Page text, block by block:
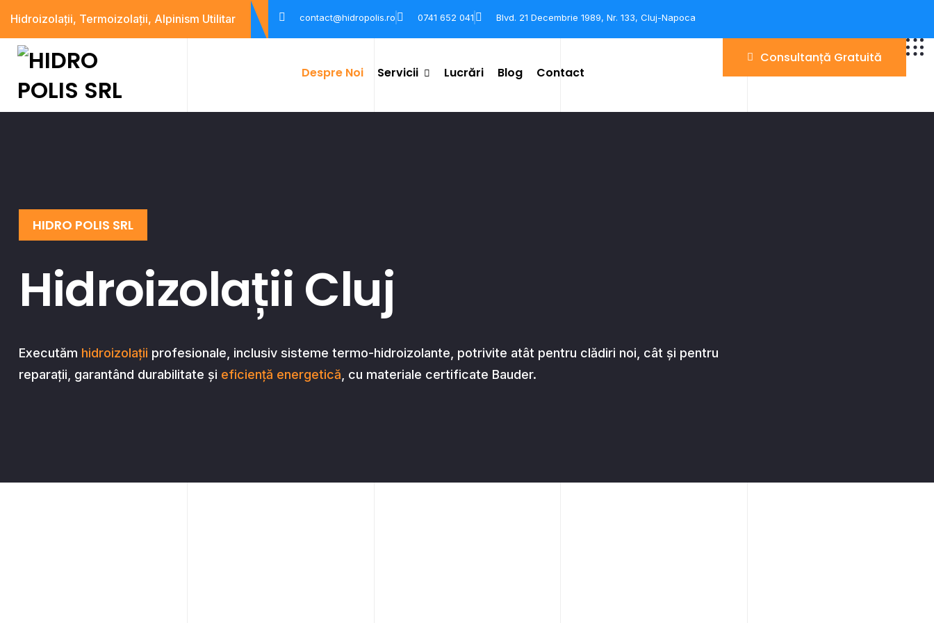
Hidroizolații, Termoizolații, Alpinism Utilitar contact@hidropolis.ro 0741 652 041 Blvd. 21 Decembrie 1989, Nr. 133, Cluj-Napoca
Despre Noi Servicii
Toaletare Arbori
Decopertări
Lucrări Blog Contact
Consultanță Gratuită
HIDRO POLIS SRL
Hidroizolații Cluj
Executăm hidroizolații profesionale, inclusiv sisteme termo-hidroizolante, potrivite atât pentru clădiri noi, cât și pentru
reparații, garantând durabilitate și eficiență energetică , cu materiale certificate Bauder.